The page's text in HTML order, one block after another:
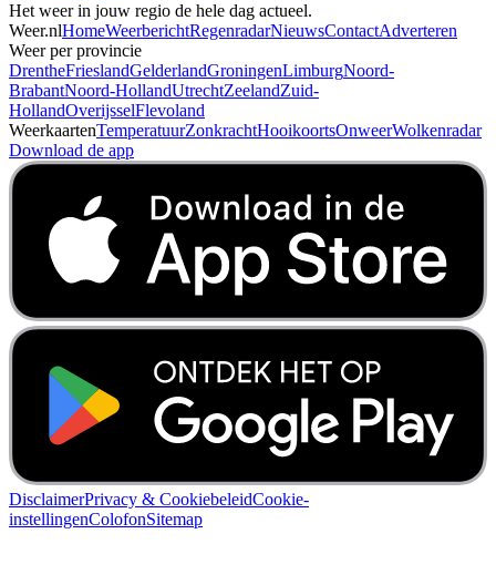
Het weer in jouw regio de hele dag actueel.
Weer.nlHomeWeerberichtRegenradarNieuwsContactAdverteren
Weer per provincie
DrentheFrieslandGelderlandGroningenLimburgNoord-
BrabantNoord-HollandUtrechtZeelandZuid-
HollandOverijsselFlevoland
WeerkaartenTemperatuurZonkrachtHooikoortsOnweerWolkenradar
Download de app
DisclaimerPrivacy & CookiebeleidCookie-
instellingenColofonSitemap